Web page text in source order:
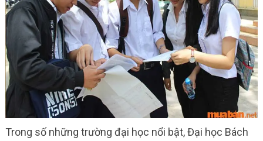
Trong số những trường đại học nổi bật, Đại học Bách